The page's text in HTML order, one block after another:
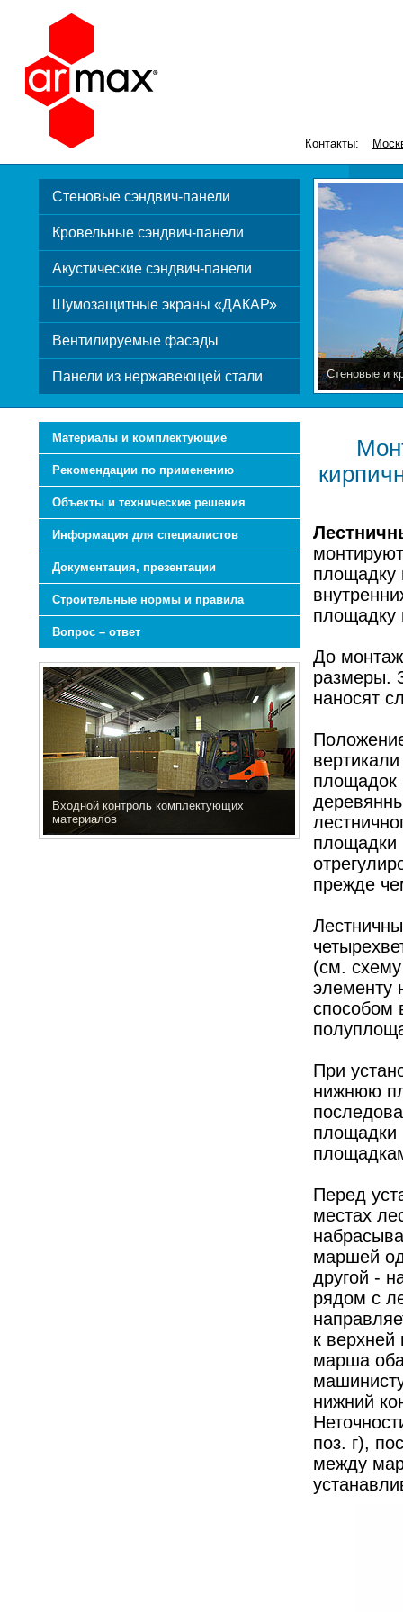
Контакты:
Стеновые сэндвич-панели
Кровельные сэндвич-панели
Акустические сэндвич-панели
Шумозащитные экраны «ДАКАР»
Вентилируемые фасады
Панели из нержавеющей стали Стеновые и
Материалы и комплектующие
Рекомендации по применению
Объекты и технические решения
Информация для специалистов
Документация, презентации
Строительные нормы и правила
Вопрос – ответ
Входной контроль комплектующих
материалов
площадку
площадку
До
размеры.
наносят
площадок
площадки
прежде
(см.
элементу
способом
При
нижнюю
площадки
Перед
местах
маршей
другой -
рядом с
к
марша
нижний
поз. г),
между